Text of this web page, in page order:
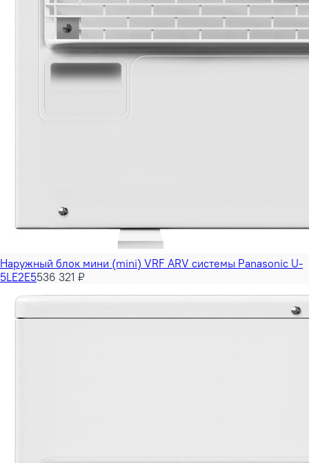
Наружный блок мини (mini) VRF ARV системы Panasonic U-
5LE2E5536 321 ₽